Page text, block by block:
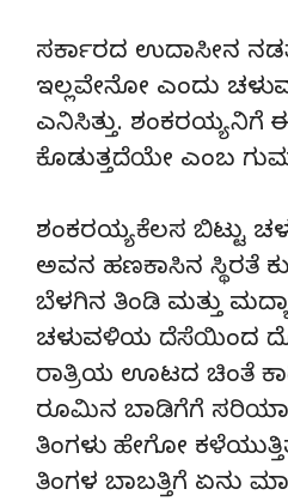
ಸರ್ಕಾರದ ಉದಾಸೀನ
ಇಲ್ಲವೇನೋ ಎಂದು
ಎನಿಸಿತ್ತು. ಶಂಕರಯ್ಯ
ಕೊಡುತ್ತದೆಯೇ ಎಂಬ
ಶಂಕರಯ್ಯ ಕೆಲಸ ಬಿಟ್ಟು
ಅವನ ಹಣಕಾಸಿನ ಸ್ಥಿರತೆ
ಬೆಳಗಿನ ತಿಂಡಿ ಮತ್ತು
ಚಳುವಳಿಯ ದೆಸೆಯಿಂದ
ರಾತ್ರಿಯ ಊಟದ ಚಿಂತೆ
ರೂಮಿನ ಬಾಡಿಗೆಗೆ
ತಿಂಗಳು ಹೇಗೋ
ತಿಂಗಳ ಬಾಬತ್ತಿಗೆ ಏನು